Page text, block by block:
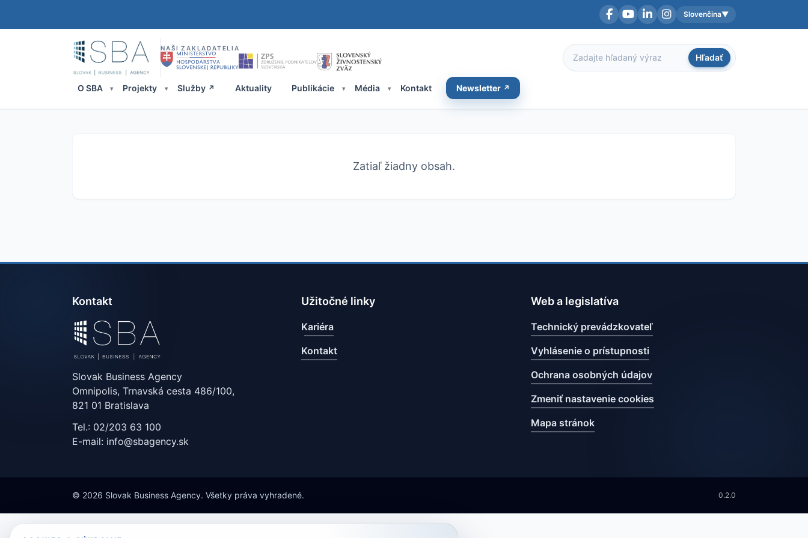
FacebookYouTubeLinkedInInstagramAktuálny jazyk:
Slovenčina▼
NAŠI ZAKLADATELIA
Hľadať
Hľadať
O SBA Projekty Služby Aktuality Publikácie Média Kontakt Newsletter
Zatiaľ žiadny obsah.
Kontakt
Slovak Business Agency
Omnipolis, Trnavská cesta 486/100,
821 01 Bratislava
Tel.: 02/203 63 100
E-mail: info@sbagency.sk
Užitočné linky
Kariéra
Kontakt
Web a legislatíva
Technický prevádzkovateľ
Vyhlásenie o prístupnosti
Ochrana osobných údajov
Zmeniť nastavenie cookies
Mapa stránok
© 2026 Slovak Business Agency. Všetky práva vyhradené. 0.2.0